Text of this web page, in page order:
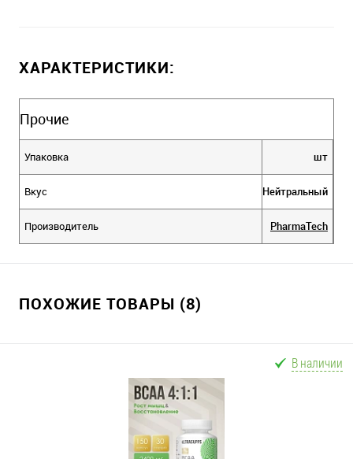
ХАРАКТЕРИСТИКИ:
Прочие
Упаковка шт
Вкус Нейтральный
Производитель PharmaTech
ПОХОЖИЕ ТОВАРЫ (8)
В наличии